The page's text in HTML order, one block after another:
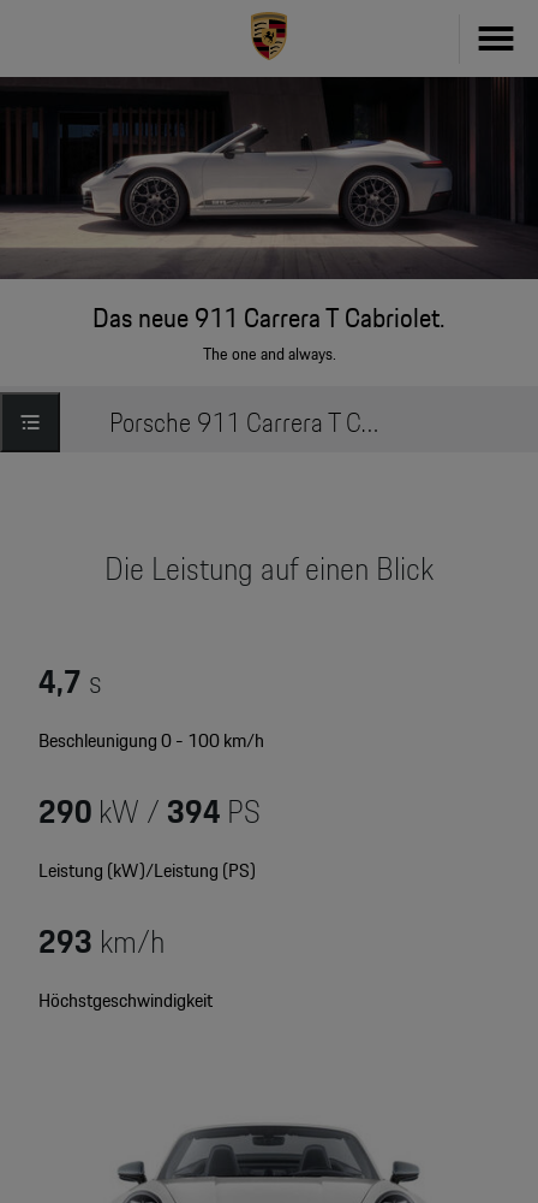
911
Taycan
Macan
Motorsport & Events
Unternehmen
Zubehör
Zubehör Finder
Driver's Selection Online-Shop
My Porsche
Newsletter abonnieren
Porsche Gebrauchtwagen
Konfigurator
Car Configurator
Porsche Timepieces
Das neue 911 Carrera T Cabriolet.
The one and always.
Porsche 911 Carrera T Cabriolet » Modell entdecken
Die Leistung auf einen Blick
4,7s
Beschleunigung 0 - 100 km/h
290kW /394PS
Leistung (kW)/Leistung (PS)
293 km/h
Höchstgeschwindigkeit